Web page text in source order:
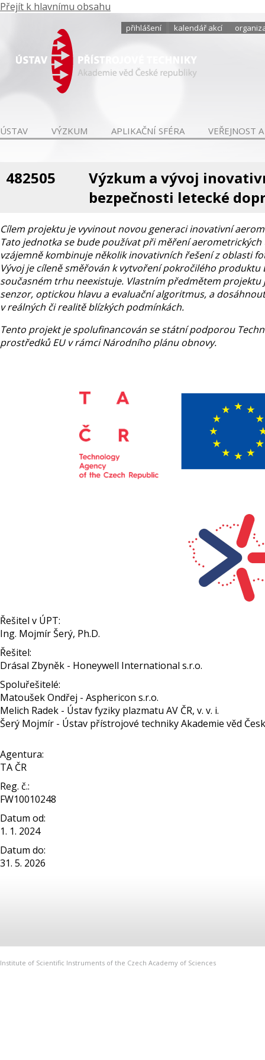
Přejít k hlavnímu obsahu
přihlášení kalendář akcí
ÚSTAV VÝZKUM APLIKAČNÍ SFÉRA VEŘEJNOST
482505
Výzkum a vývoj
bezpečnosti letecké
Cílem projektu je vyvinout novou generaci inovativní
Tato jednotka se bude používat při měření
vzájemně kombinuje několik inovativních řešení z oblasti
Vývoj je cíleně směřován k vytvoření pokročilého produktu
současném trhu neexistuje. Vlastním předmětem
senzor, optickou hlavu a evaluační algoritmus, a
v reálných či realitě blízkých podmínkách.
Tento projekt je spolufinancován se státní podporou
prostředků EU v rámci Národního plánu obnovy.
Řešitel v ÚPT:
Ing. Mojmír Šerý, Ph.D.
Řešitel:
Drásal Zbyněk - Honeywell International s.r.o.
Spoluřešitelé:
Matoušek Ondřej - Asphericon s.r.o.
Melich Radek - Ústav fyziky plazmatu AV ČR, v. v. i.
Šerý Mojmír - Ústav přístrojové techniky Akademie věd
Agentura:
TA ČR
Reg. č.:
FW10010248
Datum od:
1. 1. 2024
Datum do:
31. 5. 2026
Institute of Scientific Instruments of the Czech Academy of Sciences